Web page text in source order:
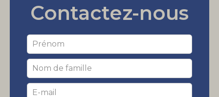
Contactez-nous